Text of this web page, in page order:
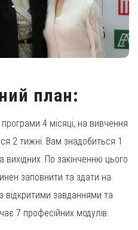
план:
4 місяці, на вивчення
2 тижні. Вам знадобиться 1
По закінченню цього
заповнити та здати на
відкритими завданнями та
7 професійних модулів: